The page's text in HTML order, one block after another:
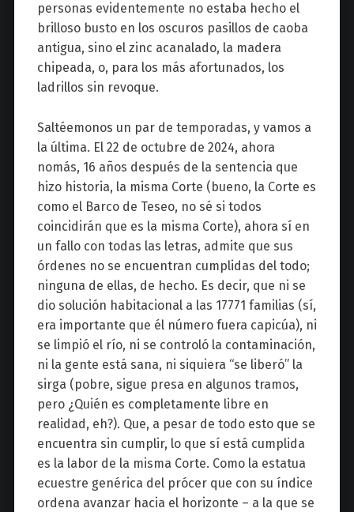
personas evidentemente no estaba hecho el
brilloso busto en los oscuros pasillos de caoba
antigua, sino el zinc acanalado, la madera
chipeada, o, para los más afortunados, los
ladrillos sin revoque.
Saltéemonos un par de temporadas, y vamos a
la última. El 22 de octubre de 2024, ahora
nomás, 16 años después de la sentencia que
hizo historia, la misma Corte (bueno, la Corte es
como el Barco de Teseo, no sé si todos
coincidirán que es la misma Corte), ahora sí en
un fallo con todas las letras, admite que sus
órdenes no se encuentran cumplidas del todo;
ninguna de ellas, de hecho. Es decir, que ni se
dio solución habitacional a las 17771 familias (sí,
era importante que él número fuera capicúa), ni
se limpió el río, ni se controló la contaminación,
ni la gente está sana, ni siquiera “se liberó” la
sirga (pobre, sigue presa en algunos tramos,
pero ¿Quién es completamente libre en
realidad, eh?). Que, a pesar de todo esto que se
encuentra sin cumplir, lo que sí está cumplida
es la labor de la misma Corte. Como la estatua
ecuestre genérica del prócer que con su índice
ordena avanzar hacia el horizonte – a la que se